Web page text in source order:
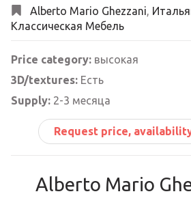
Alberto Mario Ghezzani,
Классическая Мебель
Price category: высокая
3D/textures: Есть
Supply: 2-3 месяца
Request price,
Alberto Mario